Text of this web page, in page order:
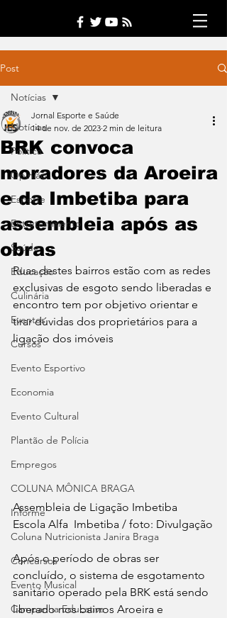
Post
Notícias
Política
Opinião
Esporte
Entretenimento
Saúde
Educação
Culinária
Eventos
Cursos
Evento Esportivo
Economia
Evento Cultural
Plantão de Polícia
Empregos
COLUNA MÔNICA BRAGA
Informe
Coluna Nutricionista Janira Braga
Concursos
Evento Musical
Campanha Educativa
Notícias
BRK convoca
moradores da Aroeira
e da Imbetiba para
assembleia após as
obras
Jornal Esporte e Saúde
14 de nov. de 2023 2 min de leitura
Ruas destes bairros estão com as redes
exclusivas de esgoto sendo liberadas e
encontro tem por objetivo orientar e
tirar dúvidas dos proprietários para a
ligação dos imóveis
Assembleia de Ligação Imbetiba
Escola Alfa  Imbetiba / foto: Divulgação
Após o período de obras ser
concluído, o sistema de esgotamento
sanitário operado pela BRK está sendo
liberado nos bairros Aroeira e